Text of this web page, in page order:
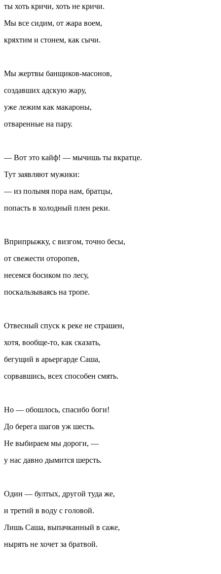
ты хоть кричи, хоть не кричи.
Мы все сидим, от жара воем,
кряхтим и стонем, как сычи.
Мы жертвы банщиков-масонов,
создавших адскую жару,
уже лежим как макароны,
отваренные на пару.
— Вот это кайф! — мычишь ты вкратце.
Тут заявляют мужики:
— из полымя пора нам, братцы,
попасть в холодный плен реки.
Вприпрыжку, с визгом, точно бесы,
от свежести оторопев,
несемся босиком по лесу,
поскальзываясь на тропе.
Отвесный спуск к реке не страшен,
хотя, вообще-то, как сказать,
бегущий в арьергарде Саша,
сорвавшись, всех способен смять.
Но — обошлось, спасибо боги!
До берега шагов уж шесть.
Не выбираем мы дороги, —
у нас давно дымится шерсть.
Один — бултых, другой туда же,
и третий в воду с головой.
Лишь Саша, выпачканный в саже,
нырять не хочет за братвой.